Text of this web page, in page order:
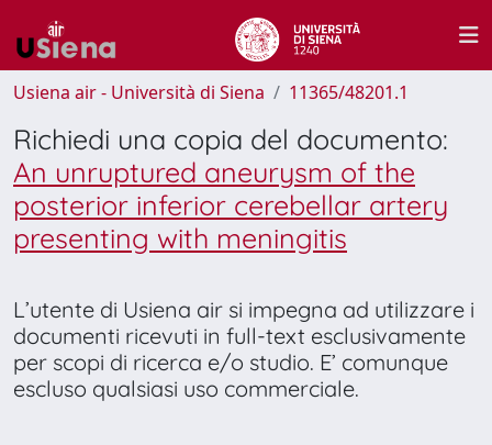
Usiena air - Università di Siena 11365/48201.1
Richiedi una copia del documento:
An unruptured aneurysm of the
posterior inferior cerebellar artery
presenting with meningitis
L’utente di Usiena air si impegna ad utilizzare i
documenti ricevuti in full-text esclusivamente
per scopi di ricerca e/o studio. E’ comunque
escluso qualsiasi uso commerciale.